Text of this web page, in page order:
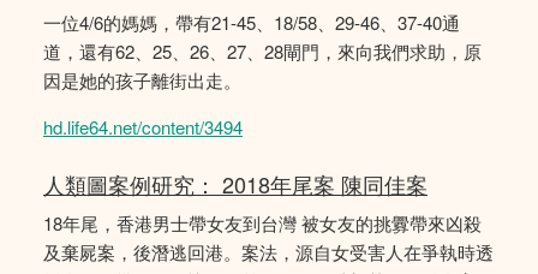
一位4/6的媽媽，帶有21-45、18/58、29-46、37-40通
道，還有62、25、26、27、28閘門，來向我們求助，原
因是她的孩子離街出走。
hd.life64.net/content/3494
人類圖案例研究： 2018年尾案 陳同佳案
18年尾，香港男士帶女友到台灣 被女友的挑釁帶來凶殺
及棄屍案，後潛逃回港。案法，源自女受害人在爭執時透